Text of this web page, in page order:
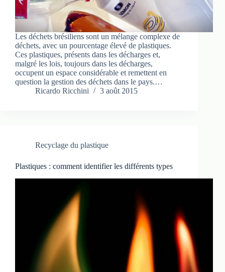
Les déchets brésiliens sont un mélange complexe de
déchets, avec un pourcentage élevé de plastiques.
Ces plastiques, présents dans les décharges et,
malgré les lois, toujours dans les décharges,
occupent un espace considérable et remettent en
question la gestion des déchets dans le pays.…
Ricardo Ricchini
3 août 2015
Recyclage du plastique
Plastiques : comment identifier les différents types